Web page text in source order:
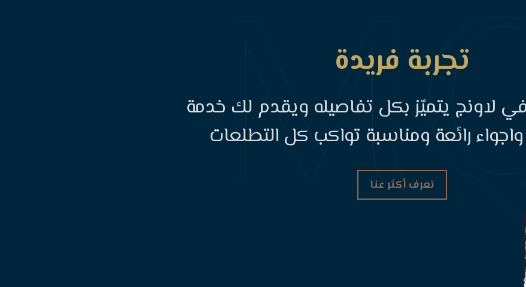
تجربة فريدة
في لاونج يتميّز بكل تفاصيله ويقدم لك خدمة
واجواء رائعة ومناسبة تواكب كل التطلعات
تعرف أكثر عنا